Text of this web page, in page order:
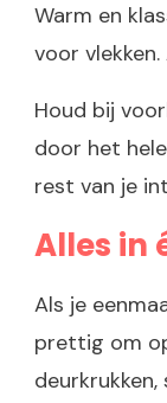
Warm en
voor
Houd bij
door het
rest van je
Alles in
Als je
prettig om